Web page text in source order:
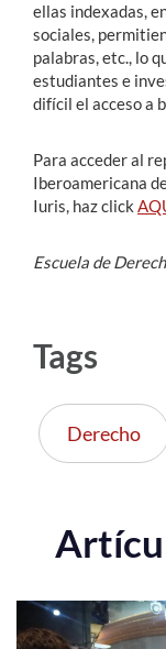
ellas indexadas,
sociales,
palabras, etc., lo
estudiantes e
difícil el acceso a
Para acceder al
Iberoamericana
Iuris, haz click
Escuela de
Tags
Derecho